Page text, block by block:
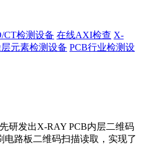
CT检测设备 在线AXI检查 X-
元素检测设备 PCB行业检测设
研发出X-RAY PCB内层二维码
电路板二维码扫描读取，实现了